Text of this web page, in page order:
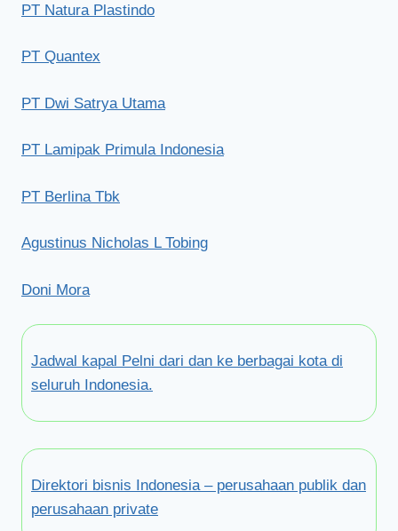
PT Natura Plastindo
PT Quantex
PT Dwi Satrya Utama
PT Lamipak Primula Indonesia
PT Berlina Tbk
Agustinus Nicholas L Tobing
Doni Mora
Jadwal kapal Pelni dari dan ke berbagai kota di
seluruh Indonesia.
Direktori bisnis Indonesia – perusahaan publik dan
perusahaan private